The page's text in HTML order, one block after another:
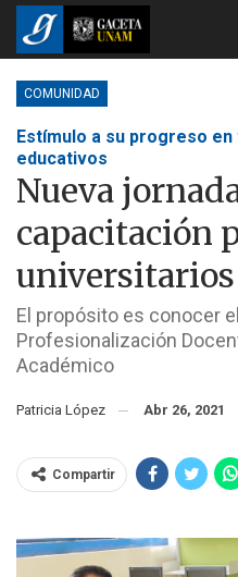
COMUNIDAD
Estímulo a su progreso
educativos
Nueva
capacitación
universitarios
El propósito es conocer
Profesionalización
Académico
Patricia López Abr 26, 2021
Compartir